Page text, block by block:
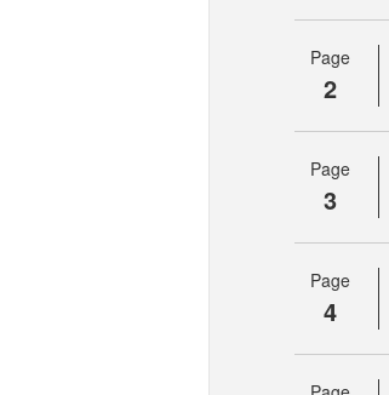
Page
2
Page
3
Page
4